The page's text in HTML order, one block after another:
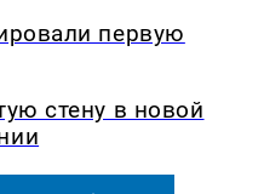
первую
стену в новой